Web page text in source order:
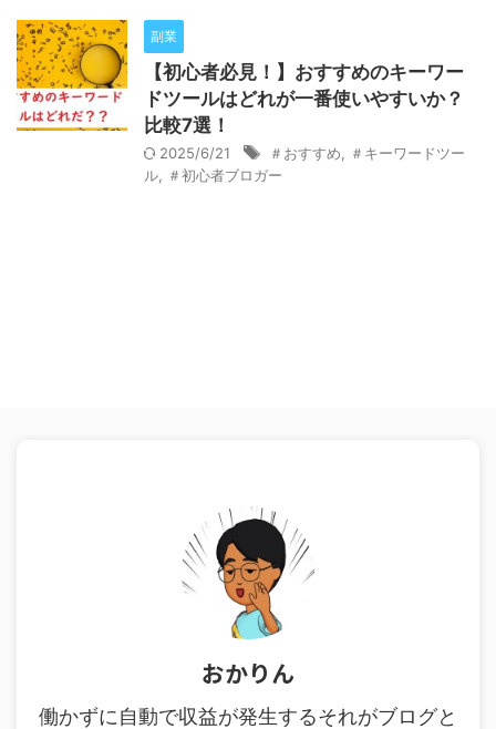
副業
【初心者必見！】おすすめのキーワー
ドツールはどれが一番使いやすいか？
比較7選！
2025/6/21 ＃おすすめ
＃キーワードツー
ル
＃初心者ブロガー
おかりん
働かずに自動で収益が発生するそれがブログと